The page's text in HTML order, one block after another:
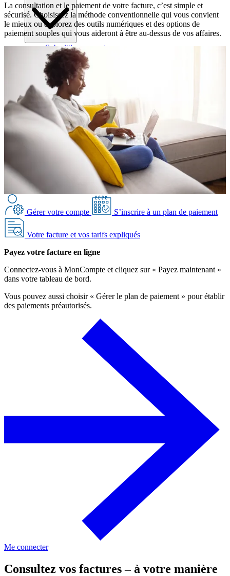
Submitting requests
Sécurité électrique à l’extérieur
Paiement de votre facture de services
Approbation de projets
Tranchées de services publics
Localisation excavation sécuritaire
Spécifications de conception commerciale
Spécifications de conception résidentielle
Conception de réseaux de distribution
Accès historique consommation d’électricité
La consultation et le paiement de votre facture, c’est simple et
sécurisé. Choisissez la méthode conventionnelle qui vous convient
le mieux ou explorez des outils numériques et des options de
paiement souples qui vous aideront à être au-dessus de vos affaires.
Gérer votre compte S’inscrire à un plan de paiement
Votre facture et vos tarifs expliqués
Payez votre facture en ligne
Connectez-vous à MonCompte et cliquez sur « Payez maintenant »
dans votre tableau de bord.
Vous pouvez aussi choisir « Gérer le plan de paiement » pour établir
des paiements préautorisés.
Me connecter
Consultez vos factures – à votre manière